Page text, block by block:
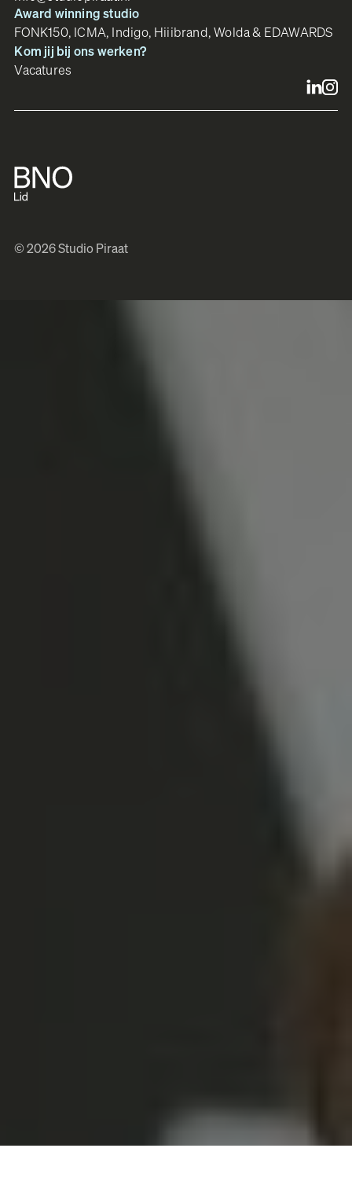
Award winning studio
FONK150, ICMA, Indigo, Hiiibrand, Wolda & EDAWARDS
Kom jij bij ons werken?
Vacatures
© 2026 Studio Piraat